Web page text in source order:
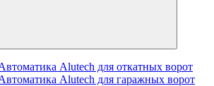
Alutech для откатных ворот
Alutech для гаражных ворот